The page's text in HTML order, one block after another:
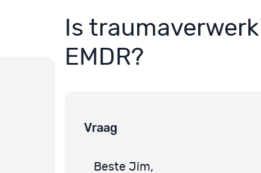
Is
EMDR?
Vraag
Beste Jim,